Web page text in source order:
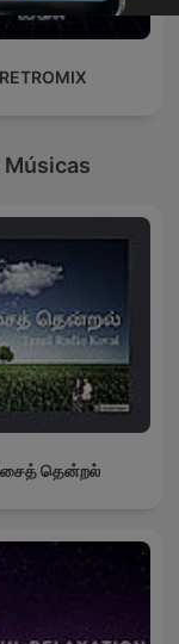
RETROMIX
தென்றல்